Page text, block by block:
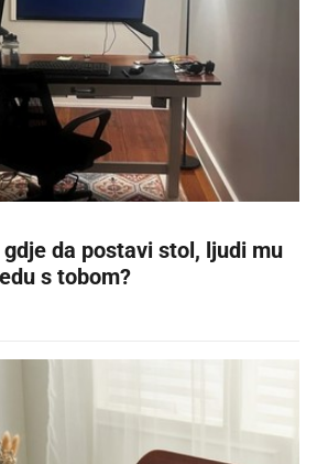
da postavi stol, ljudi mu
s tobom?